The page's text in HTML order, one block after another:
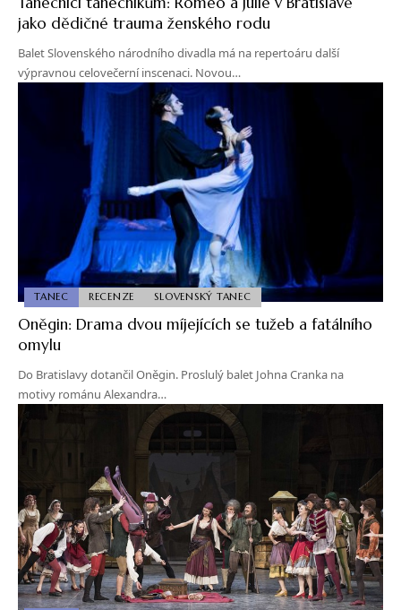
jako dědičné trauma ženského rodu
Balet Slovenského národního divadla má na repertoáru další
výpravnou celovečerní inscenaci. Novou…
TANEC RECENZE SLOVENSKÝ TANEC
Oněgin: Drama dvou míjejících se tužeb a fatálního
omylu
Do Bratislavy dotančil Oněgin. Proslulý balet Johna Cranka na
motivy románu Alexandra…